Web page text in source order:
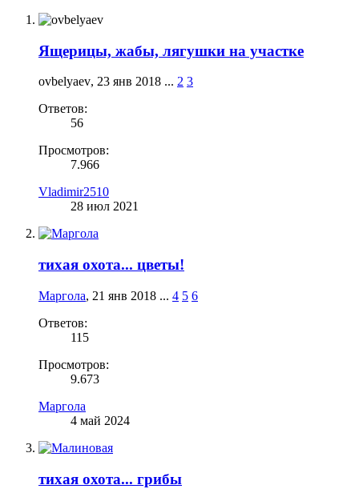
Ящерицы, жабы, лягушки на участке
ovbelyaev, 23 янв 2018 ... 2 3
Ответов:
56
Просмотров:
7.966
Vladimir2510
28 июл 2021
тихая охота... цветы!
Маргола, 21 янв 2018 ... 4 5 6
Ответов:
115
Просмотров:
9.673
Маргола
4 май 2024
тихая охота... грибы